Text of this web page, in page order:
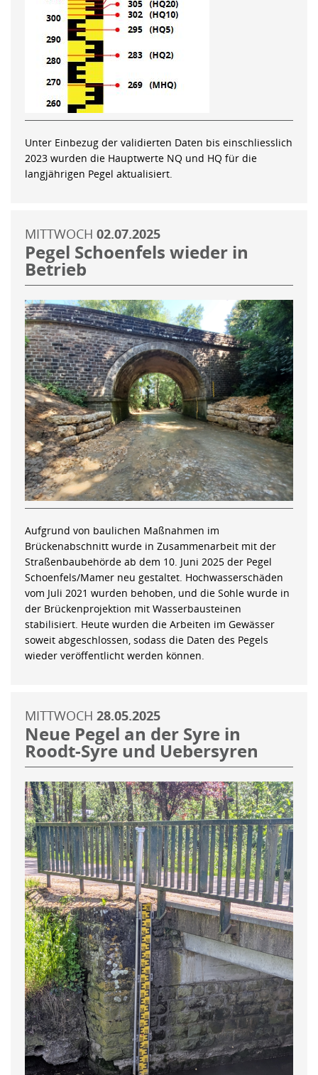
Unter Einbezug der validierten Daten bis einschliesslich
2023 wurden die Hauptwerte NQ und HQ für die
langjährigen Pegel aktualisiert.
MITTWOCH 02.07.2025
Pegel Schoenfels wieder in
Betrieb
Aufgrund von baulichen Maßnahmen im
Brückenabschnitt wurde in Zusammenarbeit mit der
Straßenbaubehörde ab dem 10. Juni 2025 der Pegel
Schoenfels/Mamer neu gestaltet. Hochwasserschäden
vom Juli 2021 wurden behoben, und die Sohle wurde in
der Brückenprojektion mit Wasserbausteinen
stabilisiert. Heute wurden die Arbeiten im Gewässer
soweit abgeschlossen, sodass die Daten des Pegels
wieder veröffentlicht werden können.
MITTWOCH 28.05.2025
Neue Pegel an der Syre in
Roodt-Syre und Uebersyren